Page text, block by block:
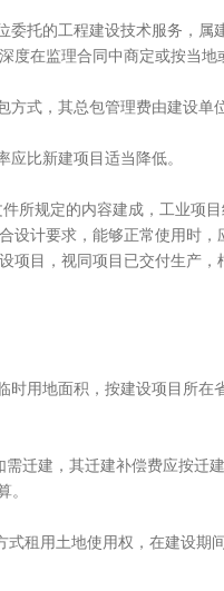
托的工程建设技术服务，属
度在监理合同中商定或按当
式，其总包管理费由建设单
比新建项目适当降低。
规定的内容建成，工业项目
设计要求，能够正常使用时
项目，视同项目已交付生产
用地面积，按建设项目所在
建，其迁建补偿费应按迁
。
租用土地使用权，在建设期